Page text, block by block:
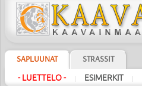
SAPLUUNAT STRASSIT
- LUETTELO - | ESIMERKIT |